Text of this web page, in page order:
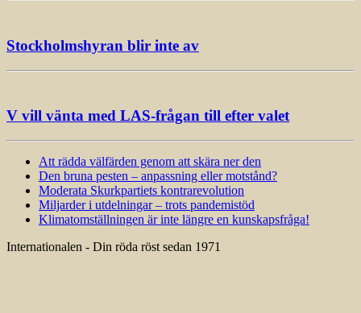
Stockholmshyran blir inte av
V vill vänta med LAS-frågan till efter valet
Att rädda välfärden genom att skära ner den
Den bruna pesten – anpassning eller motstånd?
Moderata Skurkpartiets kontrarevolution
Miljarder i utdelningar – trots pandemistöd
Klimatomställningen är inte längre en kunskapsfråga!
Internationalen - Din röda röst sedan 1971